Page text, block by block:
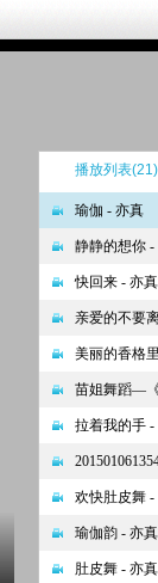
播放列表(21)